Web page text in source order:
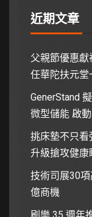
近期文章
父親節優惠
任華陀扶元堂
GenerStand
微型儲能 啟
挑床墊不只看
升級搶攻健康
技術司展30
億商機